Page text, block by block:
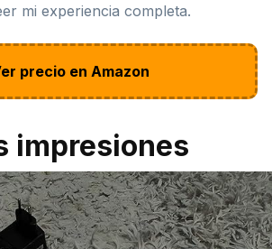
mi experiencia completa.
precio en Amazon
impresiones